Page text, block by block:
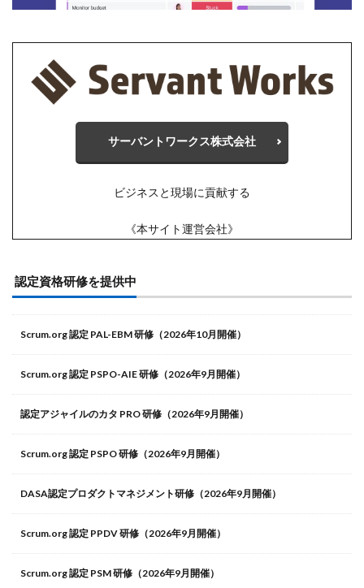
サーバントワークス株式会社
ビジネスと現場に貢献する
《本サイト運営会社》
認定資格研修を提供中
Scrum.org 認定 PAL-EBM 研修（2026年10月開催）
Scrum.org 認定 PSPO-AIE 研修（2026年9月開催）
認定アジャイルのカタ PRO 研修（2026年9月開催）
Scrum.org 認定 PSPO 研修（2026年9月開催）
DASA認定プロダクトマネジメント研修（2026年9月開催）
Scrum.org 認定 PPDV 研修（2026年9月開催）
Scrum.org 認定 PSM 研修（2026年9月開催）